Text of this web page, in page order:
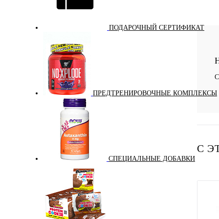
ПОДАРОЧНЫЙ СЕРТИФИКАТ
ПРЕДТРЕНИРОВОЧНЫЕ КОМПЛЕКСЫ
СПЕЦИАЛЬНЫЕ ДОБАВКИ
С